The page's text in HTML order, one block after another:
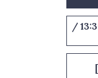
خلال أيام الأسبوع 09:30-13:30 /